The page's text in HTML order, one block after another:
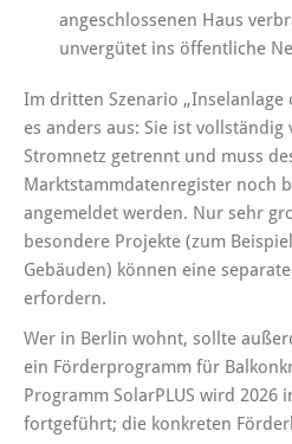
angeschlossenen Haus
unvergütet ins öffentliche
Im dritten Szenario „Inselanlage
es anders aus: Sie ist
Stromnetz getrennt und muss
Marktstammdatenregister noch
angemeldet werden. Nur sehr
besondere Projekte (zum
Gebäuden) können eine
erfordern.
Wer in Berlin wohnt, sollte
ein Förderprogramm für
Programm SolarPLUS wird 2026
fortgeführt; die konkreten